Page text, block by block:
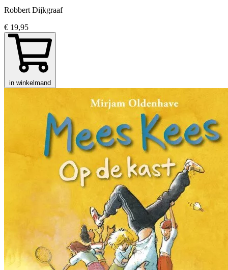
Robbert Dijkgraaf
€ 19,95
in winkelmand